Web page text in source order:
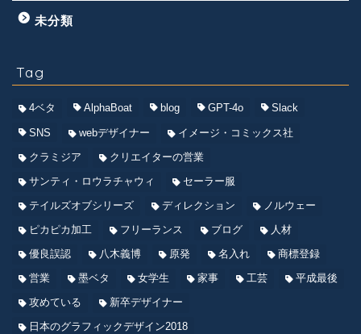
未分類
Tag
4ベタ AlphaBoat blog GPT-4o Slack
SNS webデザイナー
イメージ・コミックス社
クラミジア
クリエイターの営業
サンティ・ロウラチャウィ
セーラー服
テイルズオブシリーズ
ディレクション
ノルウェー
ピカピカ加工
フリーランス ブログ
人材
優良誤認
八木義博 原発 名入れ
商標登録
営業
墨ベタ 女学生 家事 工芸
平成最後
攻めている
新卒デザイナー
日本のグラフィックデザイン2018